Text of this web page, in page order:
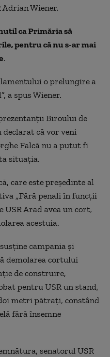
Wiener.
ca Primăria să
pentru că nu s-ar mai
.
o prelungire a
a spus Wiener.
Biroului de
că vor veni
Falcă nu a putut fi
situaţia.
care este preşedinte al
„Fără penali în funcţii
USR Arad avea un cort,
acestuia.
campania şi
demolarea cortului
de construire,
pentru USR un stand,
metri pătraţi, constând
fără însemne
senatorul USR